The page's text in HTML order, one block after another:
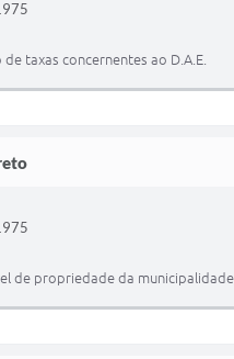
taxas concernentes ao D.A.E.
de propriedade da